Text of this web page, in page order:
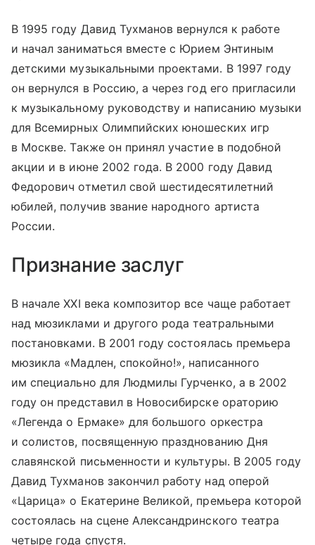
В 1995 году Давид Тухманов вернулся к работе
и начал заниматься вместе с Юрием Энтиным
детскими музыкальными проектами. В 1997 году
он вернулся в Россию, а через год его пригласили
к музыкальному руководству и написанию музыки
для Всемирных Олимпийских юношеских игр
в Москве. Также он принял участие в подобной
акции и в июне 2002 года. В 2000 году Давид
Федорович отметил свой шестидесятилетний
юбилей, получив звание народного артиста
России.
Признание заслуг
В начале XXI века композитор все чаще работает
над мюзиклами и другого рода театральными
постановками. В 2001 году состоялась премьера
мюзикла «Мадлен, спокойно!», написанного
им специально для Людмилы Гурченко, а в 2002
году он представил в Новосибирске ораторию
«Легенда о Ермаке» для большого оркестра
и солистов, посвященную празднованию Дня
славянской письменности и культуры. В 2005 году
Давид Тухманов закончил работу над оперой
«Царица» о Екатерине Великой, премьера которой
состоялась на сцене Александринского театра
четыре года спустя.